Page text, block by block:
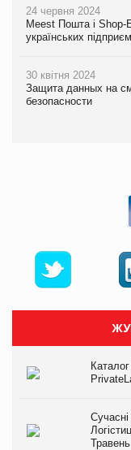
24 червня 2024
Meest Пошта і
українських
30 квітня 2024
Защита данных на
безопасности
Травень